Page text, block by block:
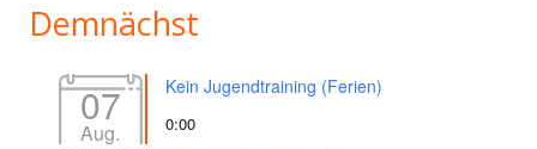
Demnächst
07
Aug.
Kein Jugendtraining (Ferien)
0:00